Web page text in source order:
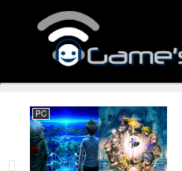
PC